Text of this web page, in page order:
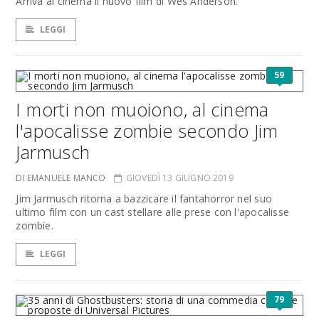
LEGGI
59
I morti non muoiono, al cinema
l'apocalisse zombie secondo Jim
Jarmusch
DI EMANUELE MANCO GIOVEDÌ 13 GIUGNO 2019
Jim Jarmusch ritorna a bazzicare il fantahorror nel suo
ultimo film con un cast stellare alle prese con l'apocalisse
zombie.
LEGGI
79